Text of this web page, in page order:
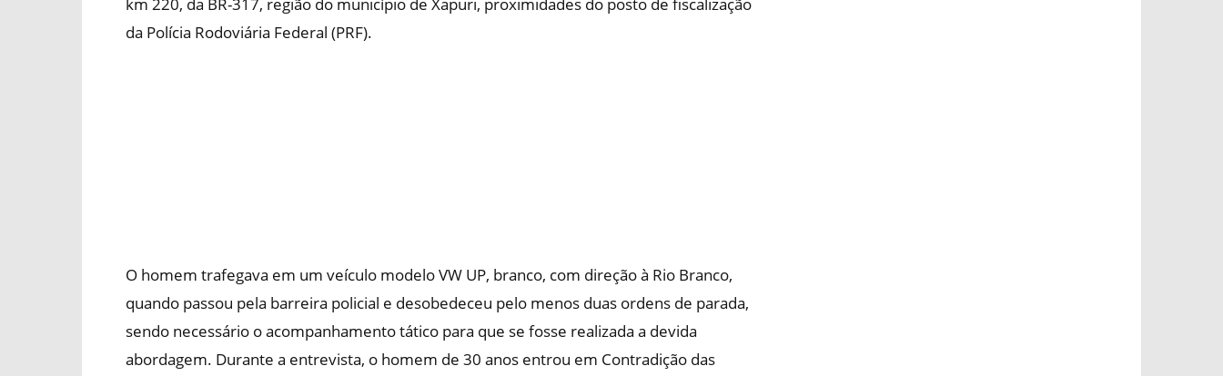
da Polícia Rodoviária Federal (PRF).
O homem trafegava em um veículo modelo VW UP, branco, com direção à Rio Branco,
quando passou pela barreira policial e desobedeceu pelo menos duas ordens de parada,
sendo necessário o acompanhamento tático para que se fosse realizada a devida
abordagem. Durante a entrevista, o homem de 30 anos entrou em Contradição das